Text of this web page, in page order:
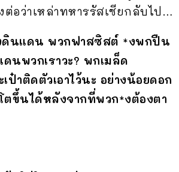
ต่อว่าเหล่าทหารรัสเซียกลับไป…
ดินแดน พวกฟาสซิสต์ *งพกปืน
นพวกเราวะ? พกเมล็ด
ป๋าติดตัวเอาไว้นะ อย่างน้อยดอก
ตขึ้นได้หลังจากที่พวก*งต้องตา